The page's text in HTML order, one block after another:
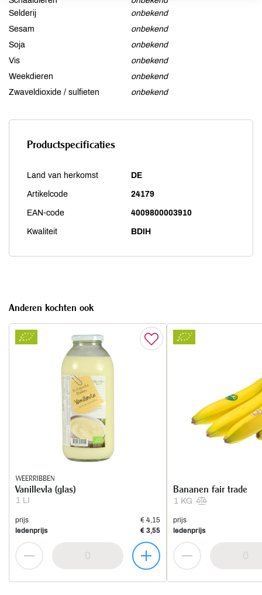
Selderij
onbekend
Sesam
onbekend
Soja
onbekend
Vis
onbekend
Weekdieren
onbekend
Zwaveldioxide / sulfieten
onbekend
Productspecificaties
Land van herkomst DE
Artikelcode 24179
EAN-code 4009800003910
Kwaliteit BDIH
Anderen kochten ook
WEERRIBBEN
1 LI
Vanillevla (glas)
prijs
€ 4,15
ledenprijs
€ 3,55
1 KG
Bananen fair trade
prijs
ledenprijs